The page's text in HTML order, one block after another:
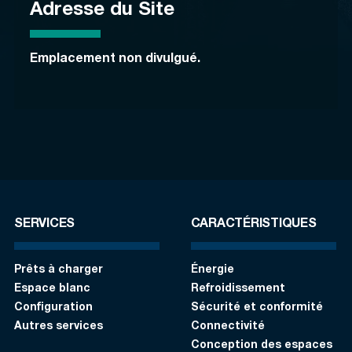
Adresse du Site
Emplacement non divulgué.
SERVICES
Prêts à charger
Espace blanc
Configuration
Autres services
CARACTÉRISTIQUES
Énergie
Refroidissement
Sécurité et conformité
Connectivité
Conception des espaces